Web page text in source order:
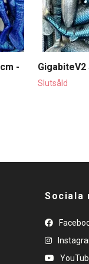
-
GigabiteV2
Slutsåld
Sociala